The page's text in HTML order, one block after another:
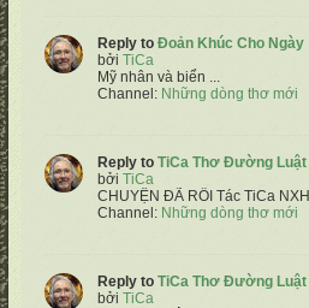
Reply to Đoản Khúc Cho Ngày
bởi TiCa
Mỹ nhân và biển ...
Channel: Những dòng thơ mới
Reply to TiCa Thơ Đường Luật
bởi TiCa
CHUYỆN ĐÃ RỒI Tác TiCa NXH
Channel: Những dòng thơ mới
Reply to TiCa Thơ Đường Luật
bởi TiCa